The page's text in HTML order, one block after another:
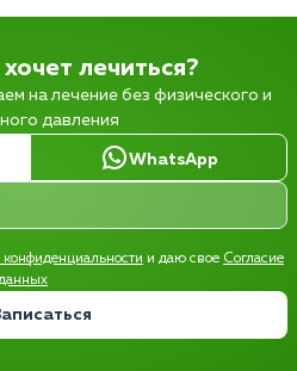
лечиться?
на лечение без физического и
давления
WhatsApp
конфиденциальности и даю свое Согласие